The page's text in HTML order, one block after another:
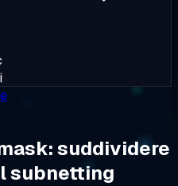
suddividere
subnetting